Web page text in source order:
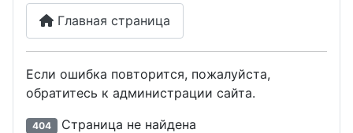
Главная страница
Если ошибка повторится, пожалуйста,
обратитесь к администрации сайта.
404 Страница не найдена